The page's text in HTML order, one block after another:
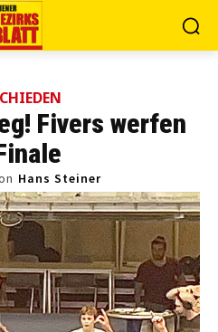
Fivers werfen
Hans Steiner